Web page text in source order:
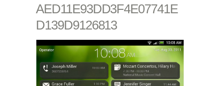
AED11E93DD3F4E07741E
D139D9126813